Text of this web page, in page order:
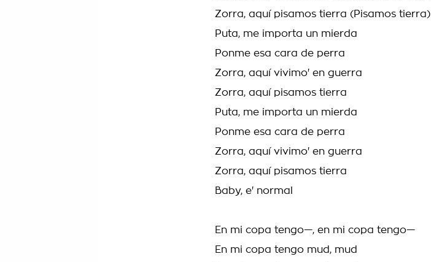
Zorra, aquí pisamos tierra (Pisamos tierra)
Puta, me importa un mierda
Ponme esa cara de perra
Zorra, aquí vivimo' en guerra
Zorra, aquí pisamos tierra
Puta, me importa un mierda
Ponme esa cara de perra
Zorra, aquí vivimo' en guerra
Zorra, aquí pisamos tierra
Baby, e' normal
En mi copa tengo—, en mi copa tengo—
En mi copa tengo mud, mud